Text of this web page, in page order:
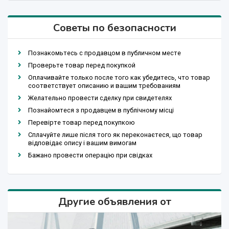
Советы по безопасности
Познакомьтесь с продавцом в публичном месте
Проверьте товар перед покупкой
Оплачивайте только после того как убедитесь, что товар
соответствует описанию и вашим требованиям
Желательно провести сделку при свидетелях
Познайомтеся з продавцем в публічному місці
Перевірте товар перед покупкою
Сплачуйте лише після того як переконаєтеся, що товар
відповідає опису і вашим вимогам
Бажано провести операцію при свідках
Другие объявления от